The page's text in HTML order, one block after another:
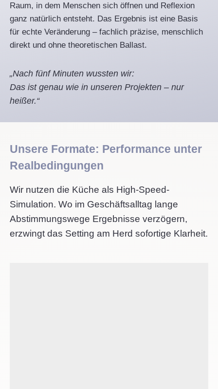
Raum, in dem Menschen sich öffnen und Reflexion
ganz natürlich entsteht. Das Ergebnis ist eine Basis
für echte Veränderung – fachlich präzise, menschlich
direkt und ohne theoretischen Ballast.
„Nach fünf Minuten wussten wir:
Das ist genau wie in unseren Projekten – nur
heißer.“
Unsere Formate: Performance unter
Realbedingungen
Wir nutzen die Küche als High-Speed-
Simulation. Wo im Geschäftsalltag lange
Abstimmungswege Ergebnisse verzögern,
erzwingt das Setting am Herd sofortige Klarheit.